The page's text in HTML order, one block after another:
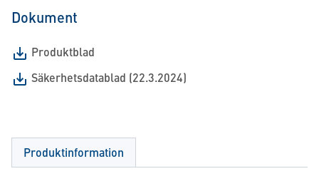
Dokument
Produktblad
Säkerhetsdatablad (22.3.2024)
Produktinformation